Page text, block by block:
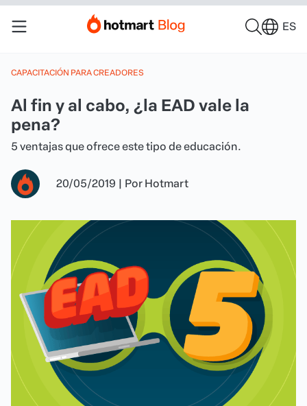
ES
CAPACITACIÓN PARA CREADORES
Al fin y al cabo, ¿la EAD vale la
pena?
5 ventajas que ofrece este tipo de educación.
20/05/2019 | Por Hotmart